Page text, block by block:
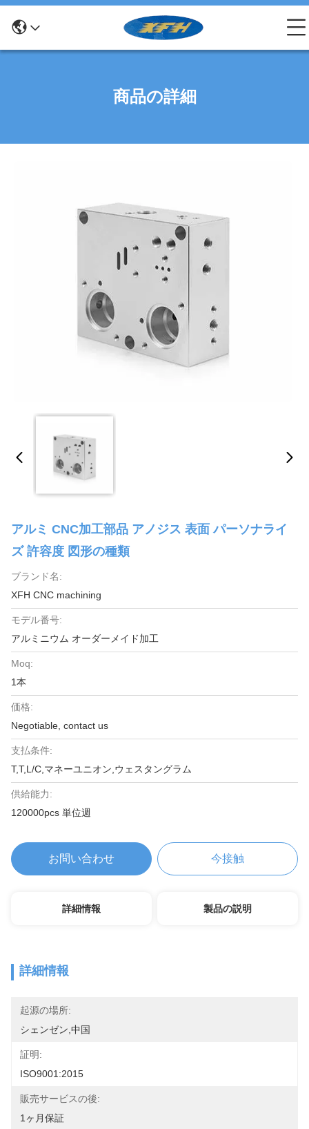
商品の詳細
アルミ CNC加工部品 アノジス 表面 パーソナライ
ズ 許容度 図形の種類
ブランド名:
XFH CNC machining
モデル番号:
アルミニウム オーダーメイド加工
Moq:
1本
価格:
Negotiable, contact us
支払条件:
T,T,L/C,マネーユニオン,ウェスタングラム
供給能力:
120000pcs 単位週
お問い合わせ 今接触
詳細情報 製品の説明
詳細情報
起源の場所:
シェンゼン,中国
証明:
ISO9001:2015
販売サービスの後:
1ヶ月保証